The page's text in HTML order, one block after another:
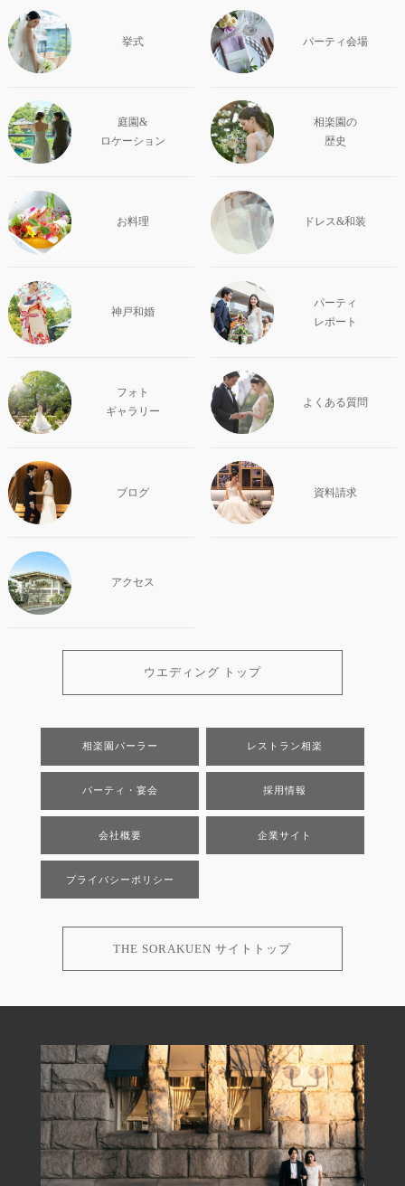
挙式 パーティ会場
庭園&
ロケーション
相楽園の
歴史
お料理 ドレス&和装
神戸和婚
パーティ
レポート
フォト
ギャラリー
よくある質問
ブログ 資料請求
アクセス
ウエディング トップ
相楽園パーラー レストラン相楽
パーティ・宴会 採用情報
会社概要 企業サイト
プライバシーポリシー
THE SORAKUEN サイトトップ